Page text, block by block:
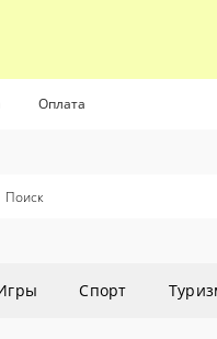
Оплата
Спорт